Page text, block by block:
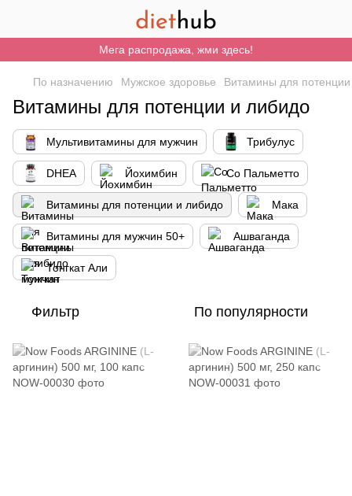
Мега распродажа, жми здесь!
По назначению Мужское здоровье Витамины для
Витамины для потенции и либидо
Мультивитамины для мужчин Трибулус
DHEA Йохимбин Со Пальметто
Витамины для потенции и либидо Мака
Витамины для мужчин 50+ Ашваганда
Тонгкат Али
Фильтр По популярности